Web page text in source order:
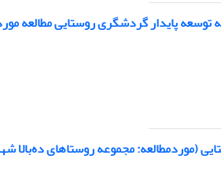
توسعه پایدار گردشگری روستایی
(موردمطالعه: مجموعه روستاهای ده‌بالا